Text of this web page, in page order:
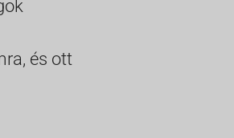
és ott